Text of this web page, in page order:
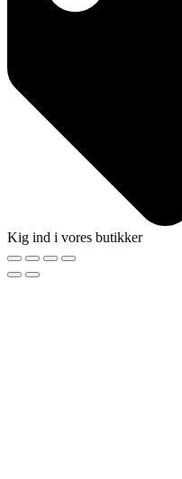
Kig ind i vores butikker